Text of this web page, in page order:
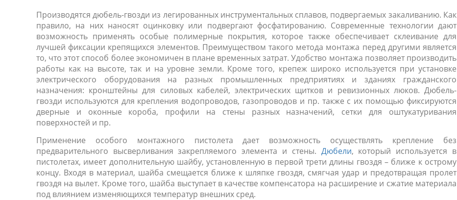
Производятся дюбель-гвозди из легированных инструментальных сплавов, подвергаемых закаливанию. Как
правило, на них наносят оцинковку или подвергают фосфатированию. Современные технологии дают
возможность применять особые полимерные покрытия, которое также обеспечивает склеивание для
лучшей фиксации крепящихся элементов. Преимуществом такого метода монтажа перед другими является
то, что этот способ более экономичен в плане временных затрат. Удобство монтажа позволяет производить
работы как на высоте, так и на уровне земли. Кроме того, крепеж широко используется при установке
электрического оборудования на разных промышленных предприятиях и зданиях гражданского
назначения: кронштейны для силовых кабелей, электрических щитков и ревизионных люков. Дюбель-
гвозди используются для крепления водопроводов, газопроводов и пр. также с их помощью фиксируются
дверные и оконные короба, профили на стены разных назначений, сетки для оштукатуривания
поверхностей и пр.
Применение особого монтажного пистолета дает возможность осуществлять крепление без
предварительного высверливания закрепляемого элемента и стены. Дюбели, который используется в
пистолетах, имеет дополнительную шайбу, установленную в первой трети длины гвоздя – ближе к острому
концу. Входя в материал, шайба смещается ближе к шляпке гвоздя, смягчая удар и предотвращая пролет
гвоздя на вылет. Кроме того, шайба выступает в качестве компенсатора на расширение и сжатие материала
под влиянием изменяющихся температур внешних сред.